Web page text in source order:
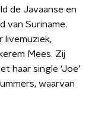
de Javaanse en
van Suriname.
livemuziek,
Mees. Zij
haar single ‘Joe’
waarvan